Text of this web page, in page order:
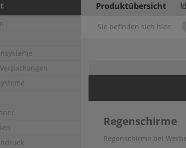
Produktübersicht
Sie befinden sich hier:
Regenschirme
Regenschirme bei